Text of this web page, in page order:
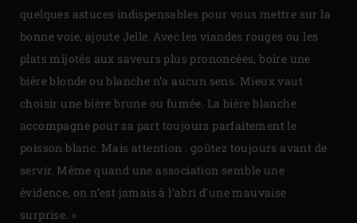
quelques astuces indispensables pour vous mettre sur la
bonne voie, ajoute Jelle. Avec les viandes rouges ou les
plats mijotés aux saveurs plus prononcées, boire une
bière blonde ou blanche n’a aucun sens. Mieux vaut
choisir une bière brune ou fumée. La bière blanche
accompagne pour sa part toujours parfaitement le
poisson blanc. Mais attention : goûtez toujours avant de
servir. Même quand une association semble une
évidence, on n’est jamais à l’abri d’une mauvaise
surprise. »